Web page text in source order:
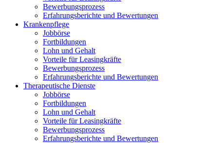
Bewerbungsprozess
Erfahrungsberichte und Bewertungen
Krankenpflege
Jobbörse
Fortbildungen
Lohn und Gehalt
Vorteile für Leasingkräfte
Bewerbungsprozess
Erfahrungsberichte und Bewertungen
Therapeutische Dienste
Jobbörse
Fortbildungen
Lohn und Gehalt
Vorteile für Leasingkräfte
Bewerbungsprozess
Erfahrungsberichte und Bewertungen